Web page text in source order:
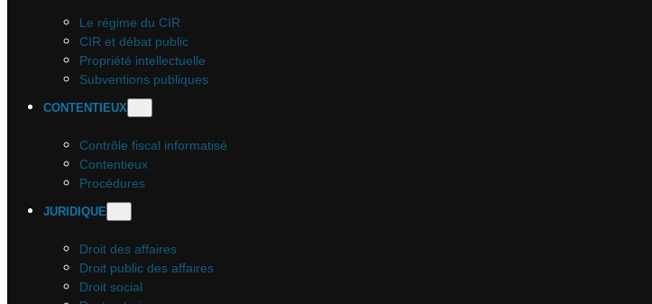
Le régime du CIR
CIR et débat public
Propriété intellectuelle
Subventions publiques
CONTENTIEUX
Contrôle fiscal informatisé
Contentieux
Procédures
JURIDIQUE
Droit des affaires
Droit public des affaires
Droit social